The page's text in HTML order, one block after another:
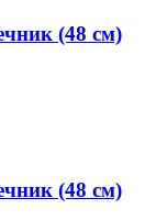
(48 см)
(48 см)